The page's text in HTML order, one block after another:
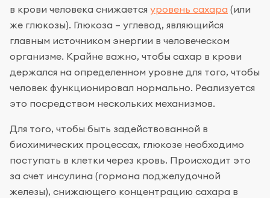
в крови человека снижается уровень сахара (или
же глюкозы). Глюкоза – углевод, являющийся
главным источником энергии в человеческом
организме. Крайне важно, чтобы сахар в крови
держался на определенном уровне для того, чтобы
человек функционировал нормально. Реализуется
это посредством нескольких механизмов.
Для того, чтобы быть задействованной в
биохимических процессах, глюкозе необходимо
поступать в клетки через кровь. Происходит это
за счет инсулина (гормона поджелудочной
железы), снижающего концентрацию сахара в